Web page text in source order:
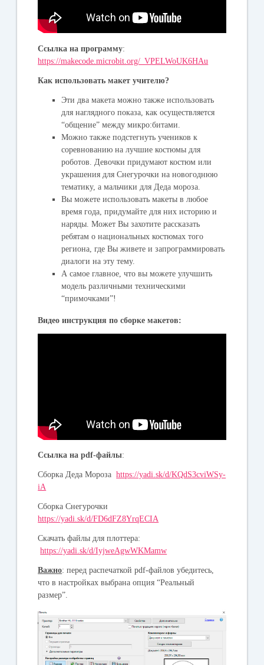
Ссылка на программу:
https://makecode.microbit.org/_VPELWoUK6HAu
Как использовать макет учителю?
Эти два макета можно также использовать
для наглядного показа, как осуществляется
“общение” между микро:битами.
Можно также подстегнуть учеников к
соревнованию на лучшие костюмы для
роботов. Девочки придумают костюм или
украшения для Снегурочки на новогоднюю
тематику, а мальчики для Деда мороза.
Вы можете использовать макеты в любое
время года, придумайте для них историю и
наряды. Может Вы захотите рассказать
ребятам о национальных костюмах того
региона, где Вы живете и запрограммировать
диалоги на эту тему.
А самое главное, что вы можете улучшить
модель различными техническими
“примочками”!
Видео инструкция по сборке макетов:
Ссылка на pdf-файлы:
Сборка Деда Морозаhttps://yadi.sk/d/KQdS3cviWSy-
iA
Сборка Снегурочки
https://yadi.sk/d/FD6dFZ8YrqECIA
Скачать файлы для плоттера:
https://yadi.sk/d/IyjweAgwWKMamw
Важно: перед распечаткой pdf-файлов убедитесь,
что в настройках выбрана опция “Реальный
размер”.